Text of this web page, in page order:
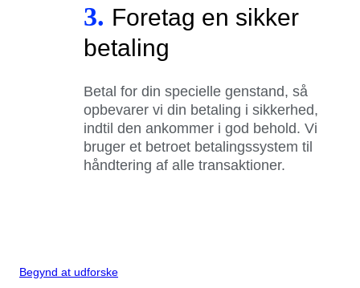
3. Foretag en sikker
betaling
Betal for din specielle genstand, så
opbevarer vi din betaling i sikkerhed,
indtil den ankommer i god behold. Vi
bruger et betroet betalingssystem til
håndtering af alle transaktioner.
Begynd at udforske